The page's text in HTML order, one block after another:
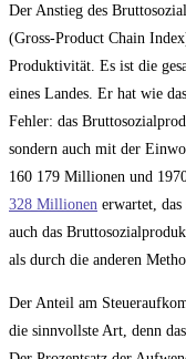
Der Anstieg des
(Gross-Product Chain
Produktivität. Es ist die
eines Landes. Er hat wie
Fehler: das
sondern auch mit der
160 179 Millionen und
328 Millionen erwartet,
auch das
als durch die anderen
Der Anteil am
die sinnvollste Art, denn